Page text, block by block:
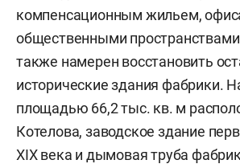
компенсационным жильем,
общественными
также намерен восстановить
исторические здания фабрики.
площадью 66,2 тыс. кв. м
Котелова, заводское здание
XIX века и дымовая труба